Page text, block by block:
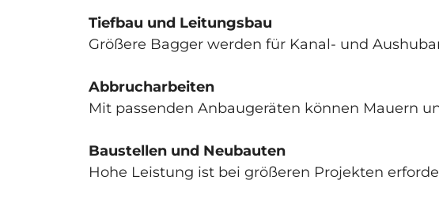
Tiefbau und Leitungsbau
Größere Bagger werden für Kanal- und
Abbrucharbeiten
Mit passenden Anbaugeräten können Mauern
Baustellen und Neubauten
Hohe Leistung ist bei größeren Projekten